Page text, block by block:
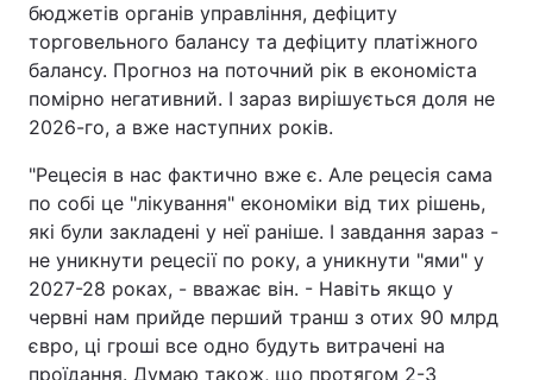
бюджетів органів управління, дефіциту
торговельного балансу та дефіциту платіжного
балансу. Прогноз на поточний рік в економіста
помірно негативний. І зараз вирішується доля не
2026-го, а вже наступних років.
"Рецесія в нас фактично вже є. Але рецесія сама
по собі це "лікування" економіки від тих рішень,
які були закладені у неї раніше. І завдання зараз -
не уникнути рецесії по року, а уникнути "ями" у
2027-28 роках, - вважає він. - Навіть якщо у
червні нам прийде перший транш з отих 90 млрд
євро, ці гроші все одно будуть витрачені на
проїдання. Думаю також, що протягом 2-3